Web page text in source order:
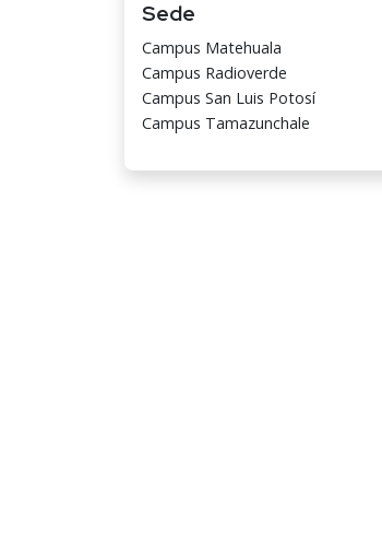
Sede
Campus Matehuala
Campus Radioverde
Campus San Luis Potosí
Campus Tamazunchale